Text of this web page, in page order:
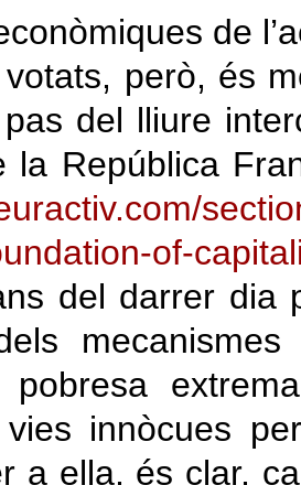
de
però, és
del lliure
la República
of-
del darrer
pobresa
innòcues
a ella, és clar,